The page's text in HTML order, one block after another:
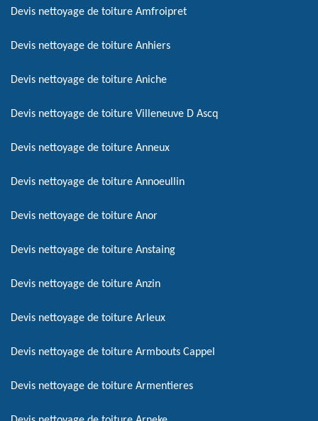
Devis nettoyage de toiture Amfroipret
Devis nettoyage de toiture Anhiers
Devis nettoyage de toiture Aniche
Devis nettoyage de toiture Villeneuve D Ascq
Devis nettoyage de toiture Anneux
Devis nettoyage de toiture Annoeullin
Devis nettoyage de toiture Anor
Devis nettoyage de toiture Anstaing
Devis nettoyage de toiture Anzin
Devis nettoyage de toiture Arleux
Devis nettoyage de toiture Armbouts Cappel
Devis nettoyage de toiture Armentieres